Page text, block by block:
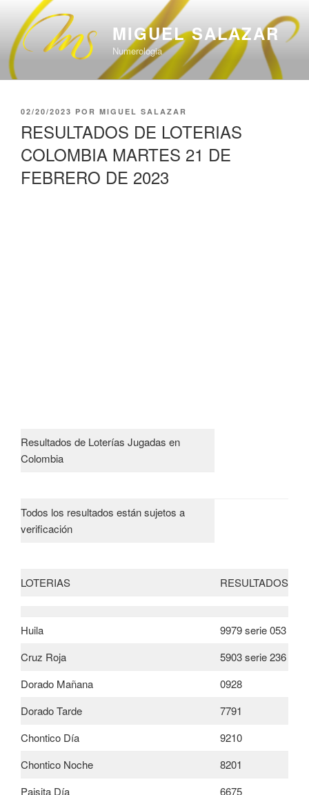
contenido
MIGUEL SALAZAR
Numerologia
PUBLICADO
02/20/2023 POR MIGUEL SALAZAR
RESULTADOS DE LOTERIAS
COLOMBIA MARTES 21 DE
FEBRERO DE 2023
Resultados de Loterías Jugadas en
Colombia
Todos los resultados están sujetos a
verificación
LOTERIAS RESULTADOS
Huila
9979 serie 053
Cruz Roja
5903 serie 236
Dorado Mañana
0928
Dorado Tarde
7791
Chontico Día
9210
Chontico Noche
8201
Paisita Día
6675